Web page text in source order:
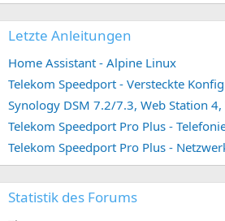
Letzte Anleitungen
Home Assistant - Alpine Linux
Telekom Speedport - Versteckte
Telekom Speedport Pro Plus -
Telekom Speedport Pro Plus -
Statistik des Forums